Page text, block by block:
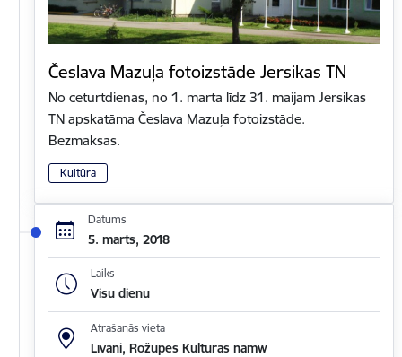
Česlava Mazuļa fotoizstāde Jersikas TN
No ceturtdienas, no 1. marta līdz 31. maijam Jersikas
TN apskatāma Česlava Mazuļa fotoizstāde.
Bezmaksas.
Kultūra
Datums
5. marts, 2018
Laiks
Visu dienu
Atrašanās vieta
Līvāni, Rožupes Kultūras namw